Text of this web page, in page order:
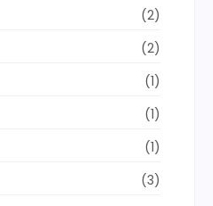
(2)
(2)
(1)
(1)
(1)
(3)